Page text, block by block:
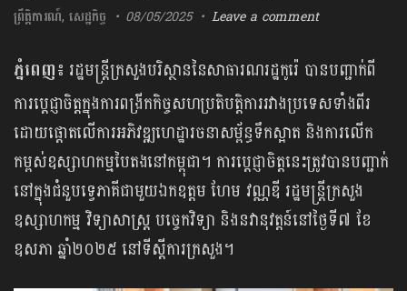
ព្រឹត្តិការណ៍,សេដ្ឋកិច្ច 08/05/2025 Leave a comment
ភ្នំពេញ៖ រដ្ឋមន្ត្រីក្រសួងបរិស្ថាននៃសាធារណរដ្ឋកូរ៉េ បានបញ្ជាក់ពី
ការប្តេជ្ញាចិត្តក្នុងការពង្រីកកិច្ចសហប្រតិបត្តិការរវាងប្រទេសទាំងពីរ
ដោយផ្តោតលើការអភិវឌ្ឍហេដ្ឋារចនាសម្ព័ន្ធទឹកស្អាត និងការលើក
កម្ពស់ឧស្សាហកម្មបៃតងនៅកម្ពុជា។ ការប្តេជ្ញាចិត្តនេះត្រូវបានបញ្ជាក់
នៅក្នុងជំនួបទ្វេភាគីជាមួយឯកឧត្តម ហែម វណ្ណឌី រដ្ឋមន្ត្រីក្រសួង
ឧស្សាហកម្ម វិទ្យាសាស្ត្រ បច្ចេកវិទ្យា និងនវានុវត្តន៍នៅថ្ងៃទី៧ ខែ
ឧសភា ឆ្នាំ២០២៥ នៅទីស្ដីការក្រសួង។